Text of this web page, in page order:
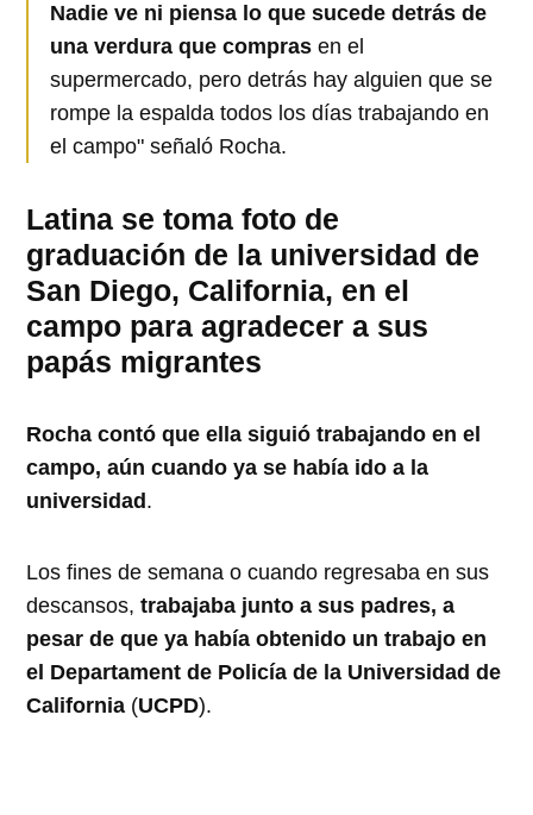
Nadie ve ni piensa lo que sucede detrás de
una verdura que comprasen el
supermercado, pero detrás hay alguien que se
rompe la espalda todos los días trabajando en
el campo" señaló Rocha.
Latina se toma foto de
graduación de la universidad de
San Diego, California, en el
campo para agradecer a sus
papás migrantes
Rocha contó que ella siguió trabajando en el
campo, aún cuando ya se había ido a la
universidad .
Los fines de semana o cuando regresaba en sus
descansos, trabajaba junto a sus padres, a
pesar de que ya había obtenido un trabajo en
el Departament de Policía de la Universidad de
California (UCPD).